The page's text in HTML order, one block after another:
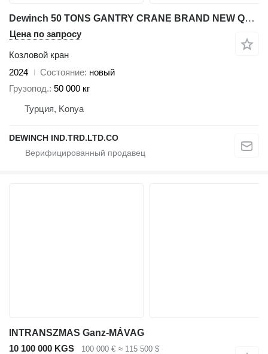
Dewinch 50 TONS GANTRY CRANE BRAND NEW QUALITY DOUBLE BEAM GANTRY CRANE
Цена по запросу
Козловой кран
2024
Состояние новый
Грузопод. 50 000 кг
Турция, Konya
DEWINCH IND.TRD.LTD.CO
INTRANSZMAS Ganz-MÁVAG
10 100 000 KGS
100 000 € ≈ 115 500 $